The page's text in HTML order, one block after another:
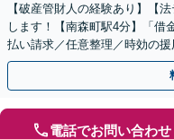
【破産管財人の経験あり】【
します！【南森町駅4分】「借
払い請求／任意整理／時効の
日・夜間面談可】
電話でお問い合わせ